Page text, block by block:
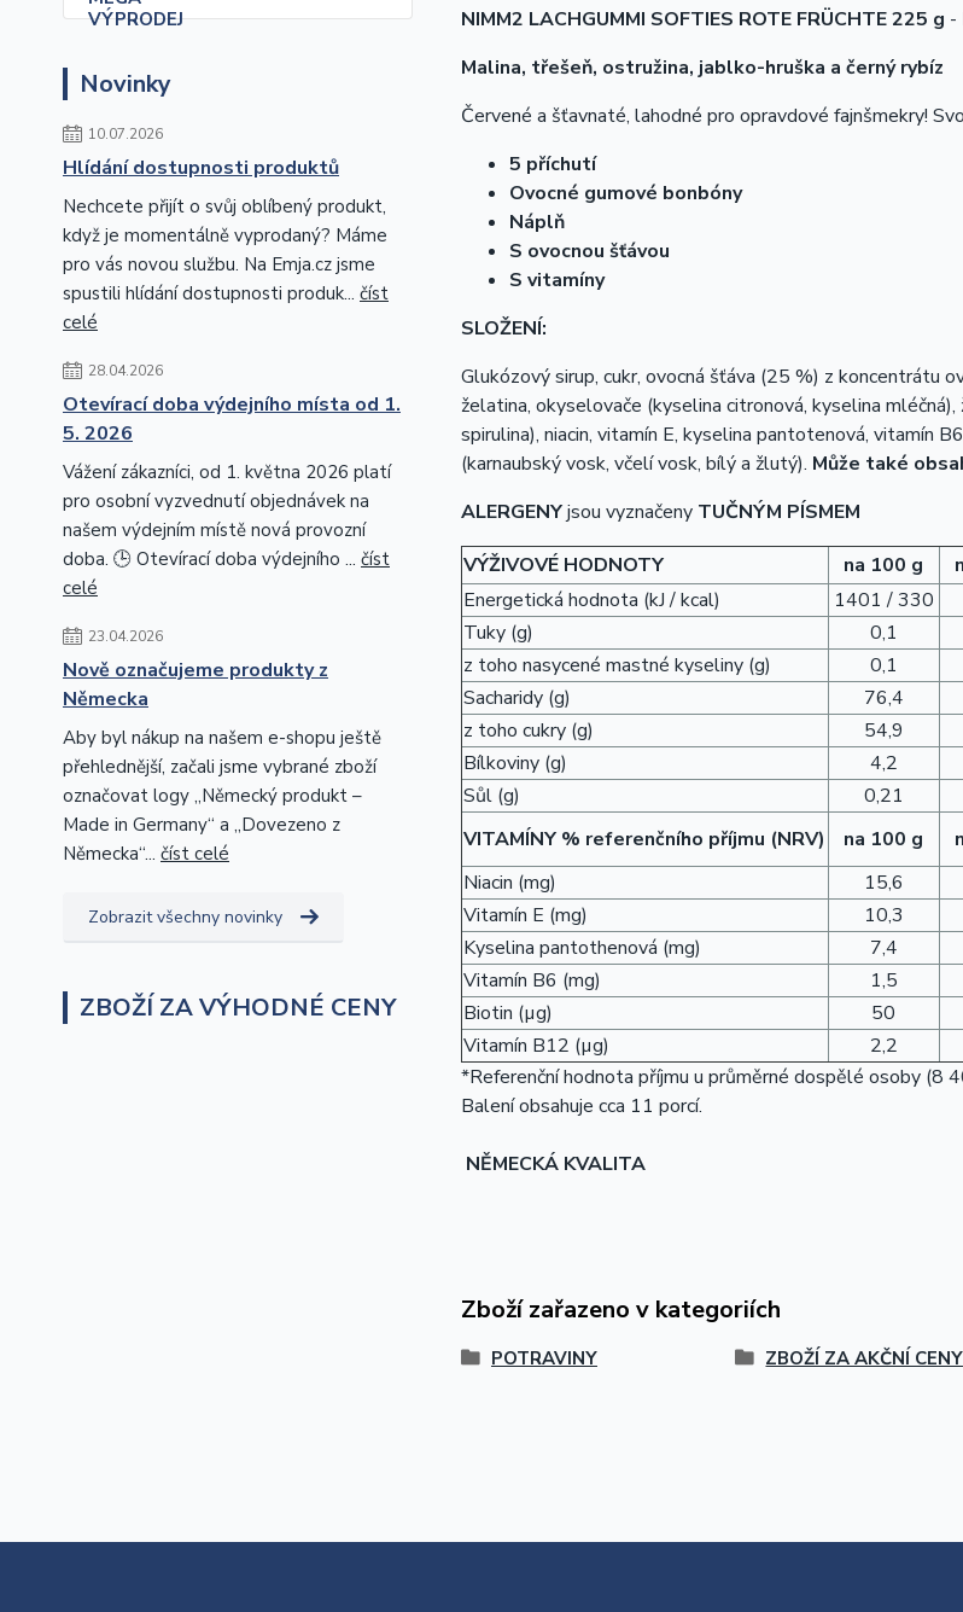
Novinky
10.07.2026
Hlídání dostupnosti produktů
Nechcete přijít o svůj oblíbený produkt,
když je momentálně vyprodaný? Máme
pro vás novou službu. Na Emja.cz jsme
spustili hlídání dostupnosti produk... číst
celé
28.04.2026
Otevírací doba výdejního místa od 1.
5. 2026
Vážení zákazníci, od 1. května 2026 platí
pro osobní vyzvednutí objednávek na
našem výdejním místě nová provozní
doba. 🕒 Otevírací doba výdejního ... číst
celé
23.04.2026
Nově označujeme produkty z
Německa
Aby byl nákup na našem e-shopu ještě
přehlednější, začali jsme vybrané zboží
označovat logy „Německý produkt –
Made in Germany“ a „Dovezeno z
Německa“... číst celé
Zobrazit všechny novinky
ZBOŽÍ ZA VÝHODNÉ CENY
NIMM2 LACHGUMMI SOFTIES ROTE FRÜCHTE 225 g -
Malina, třešeň, ostružina, jablko-hruška a černý rybíz
Červené a šťavnaté, lahodné pro opravdové fajnšmekry!
5 příchutí
Ovocné gumové bonbóny
Náplň
S ovocnou šťávou
S vitamíny
SLOŽENÍ:
Glukózový sirup, cukr, ovocná šťáva (25 %) z koncentrátu
želatina, okyselovače (kyselina citronová, kyselina
spirulina), niacin, vitamín E, kyselina pantotenová, vitamín
(karnaubský vosk, včelí vosk, bílý a žlutý). Může také
ALERGENYjsou vyznačeny TUČNÝM PÍSMEM
VÝŽIVOVÉ HODNOTY
na 100 g
Energetická hodnota (kJ / kcal)
1401 / 330
Tuky (g)
0,1
z toho nasycené mastné kyseliny (g)
0,1
Sacharidy (g)
76,4
z toho cukry (g)
54,9
Bílkoviny (g)
4,2
Sůl (g)
0,21
VITAMÍNY % referenčního příjmu (NRV) na 100 g
Niacin (mg)
15,6
Vitamín E (mg)
10,3
Kyselina pantothenová (mg)
7,4
Vitamín B6 (mg)
1,5
Biotin (µg)
50
Vitamín B12 (µg)
2,2
*Referenční hodnota příjmu u průměrné dospělé osoby (8
Balení obsahuje cca 11 porcí.
NĚMECKÁ KVALITA
Zboží zařazeno v kategoriích
POTRAVINY ZBOŽÍ ZA AKČNÍ CENY